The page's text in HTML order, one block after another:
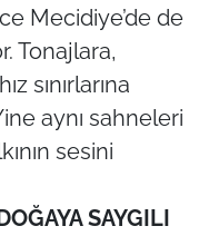
Mecidiye’de de
Tonajlara,
sınırlarına
aynı sahneleri
sesini
SAYGILI